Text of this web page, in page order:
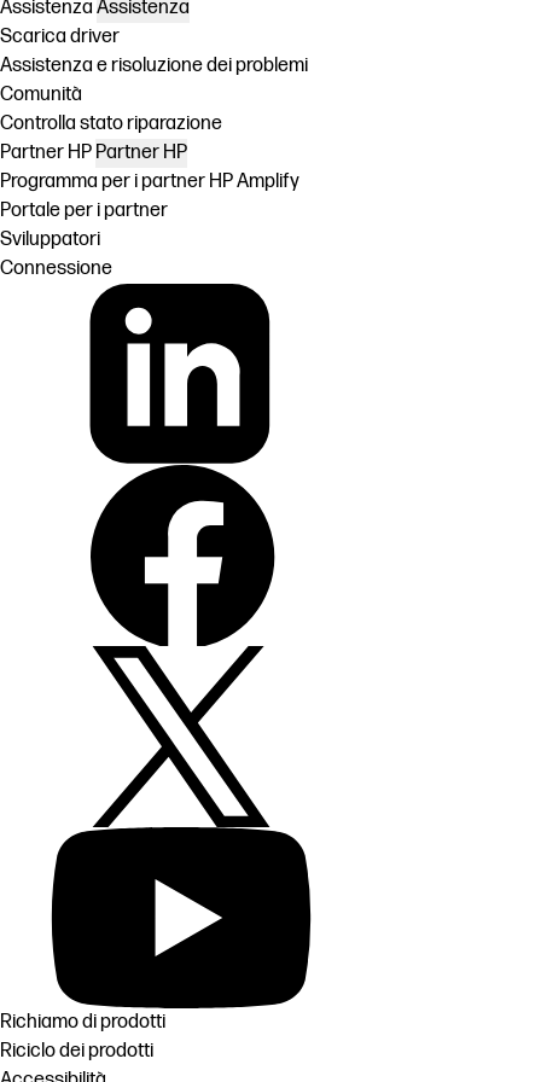
Assistenza Assistenza
Scarica driver
Assistenza e risoluzione dei problemi
Comunità
Controlla stato riparazione
Partner HP Partner HP
Programma per i partner HP Amplify
Portale per i partner
Sviluppatori
Connessione
Richiamo di prodotti
Riciclo dei prodotti